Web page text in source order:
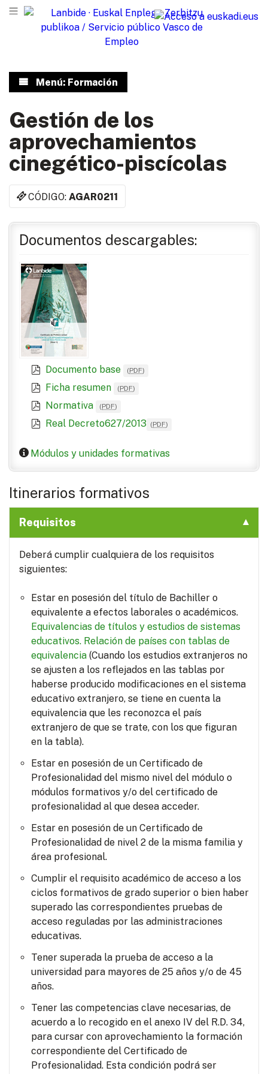
Menú: Formación
Gestión de los
aprovechamientos
cinegético-piscícolas
CÓDIGO:AGAR0211
Documentos descargables:
Documento base (PDF)
Ficha resumen (PDF)
Normativa (PDF)
Real Decreto627/2013 (PDF)
Módulos y unidades formativas
Itinerarios formativos
Requisitos
Deberá cumplir cualquiera de los requisitos
siguientes:
Estar en posesión del título de Bachiller o
equivalente a efectos laborales o académicos.
Equivalencias de títulos y estudios de sistemas
educativos. Relación de países con tablas de
equivalencia (Cuando los estudios extranjeros no
se ajusten a los reflejados en las tablas por
haberse producido modificaciones en el sistema
educativo extranjero, se tiene en cuenta la
equivalencia que les reconozca el país
extranjero de que se trate, con los que figuran
en la tabla).
Estar en posesión de un Certificado de
Profesionalidad del mismo nivel del módulo o
módulos formativos y/o del certificado de
profesionalidad al que desea acceder.
Estar en posesión de un Certificado de
Profesionalidad de nivel 2 de la misma familia y
área profesional.
Cumplir el requisito académico de acceso a los
ciclos formativos de grado superior o bien haber
superado las correspondientes pruebas de
acceso reguladas por las administraciones
educativas.
Tener superada la prueba de acceso a la
universidad para mayores de 25 años y/o de 45
años.
Tener las competencias clave necesarias, de
acuerdo a lo recogido en el anexo IV del R.D. 34,
para cursar con aprovechamiento la formación
correspondiente del Certificado de
Profesionalidad. Esta condición podrá ser